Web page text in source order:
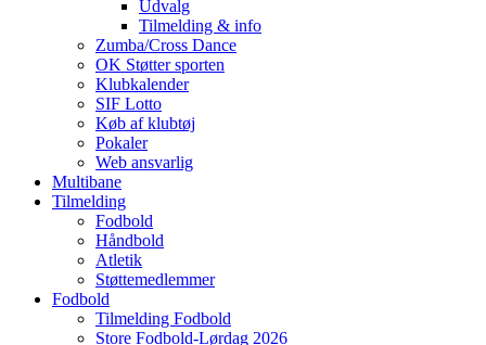
Udvalg
Tilmelding & info
Zumba/Cross Dance
OK Støtter sporten
Klubkalender
SIF Lotto
Køb af klubtøj
Pokaler
Web ansvarlig
Multibane
Tilmelding
Fodbold
Håndbold
Atletik
Støttemedlemmer
Fodbold
Tilmelding Fodbold
Store Fodbold-Lørdag 2026